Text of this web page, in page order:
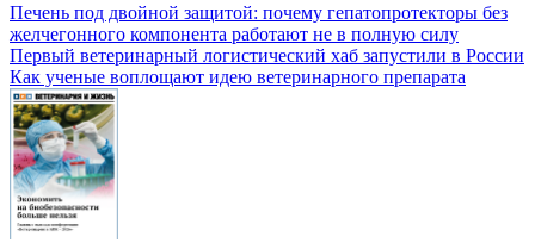
Печень под двойной защитой: почему гепатопротекторы без
желчегонного компонента работают не в полную силу
Первый ветеринарный логистический хаб запустили в России
Как ученые воплощают идею ветеринарного препарата